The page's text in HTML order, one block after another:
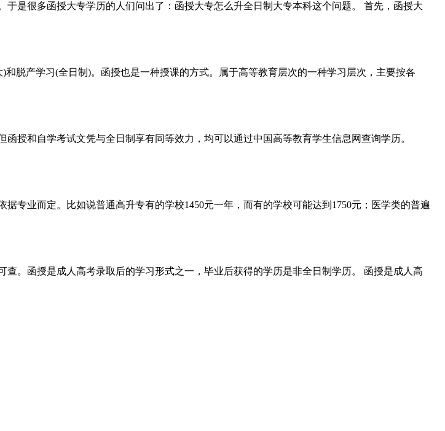
是很多函授大专学历的人们问出了：函授大专怎么升全日制大专本科这个问题。 首先，函授大
脱产学习(全日制)。函授也是一种授课的方式。属于高等教育层次的一种学习层次，主要按各
授和自学考试文凭与全日制享有同等效力，均可以通过中国高等教育学生信息网查询学历。
专业而定。比如说普通高升专有的学校1450元一年，而有的学校可能达到1750元；医学类的普遍
。函授是成人高考录取后的学习形式之一，毕业后获得的学历是非全日制学历。 函授是成人高